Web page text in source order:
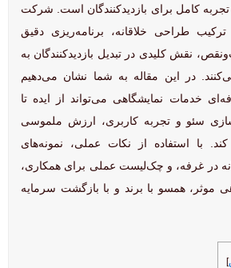
کامل برای بازدیدکنندگان است. شرکت‌
طراحی خلاقانه، برنامه‌ریزی دقیق
نقش کلیدی در تبدیل بازدیدکنندگان به
در این مقاله به شما نشان می‌دهیم
خدمات نمایشگاهی می‌تواند از ایده تا
سئو و تجربه کاربری، ارزش ملموسی
با استفاده از نکات عملی، نمونه‌های
در غرفه، و چک‌لیست عملی برای همکاری،
موثر، همسو با برند و با بازگشت سرمایه
]